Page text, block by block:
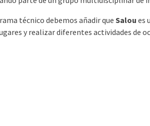
técnico debemos añadir que Salou es
y realizar diferentes actividades de